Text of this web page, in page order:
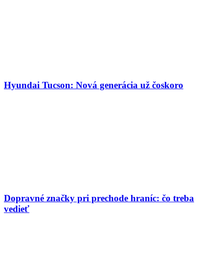
Hyundai Tucson: Nová generácia už čoskoro
Dopravné značky pri prechode hraníc: čo treba
vedieť